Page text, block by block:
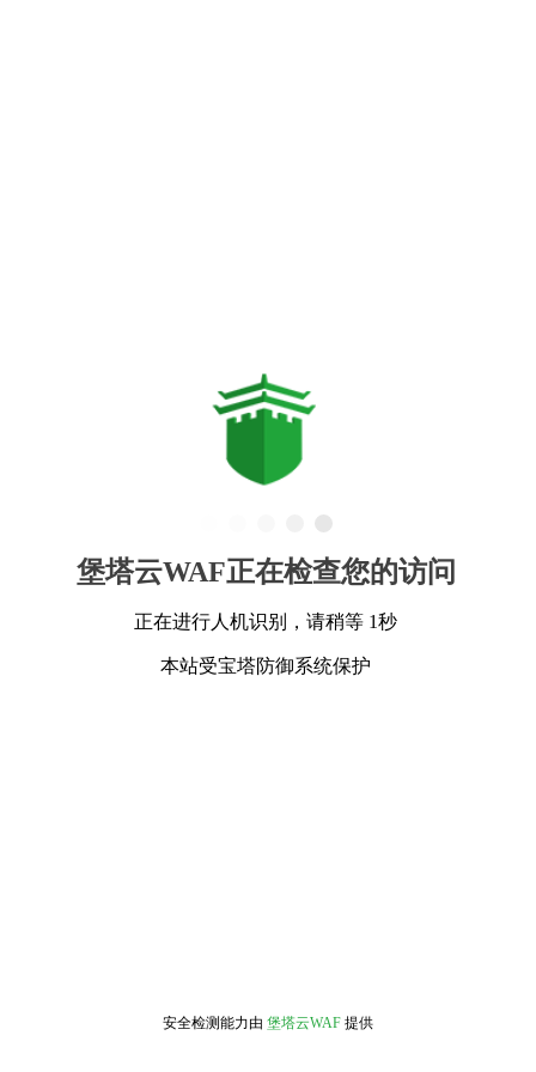
堡塔云WAF正在检查您的访问
正在进行人机识别，请稍等 1秒
本站受宝塔防御系统保护
安全检测能力由 堡塔云WAF 提供